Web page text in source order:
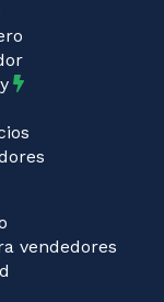
vendedores